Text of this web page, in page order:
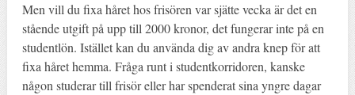
Men vill du fixa håret hos frisören var sjätte vecka är det en
stående utgift på upp till 2000 kronor, det fungerar inte på en
studentlön. Istället kan du använda dig av andra knep för att
fixa håret hemma. Fråga runt i studentkorridoren, kanske
någon studerar till frisör eller har spenderat sina yngre dagar